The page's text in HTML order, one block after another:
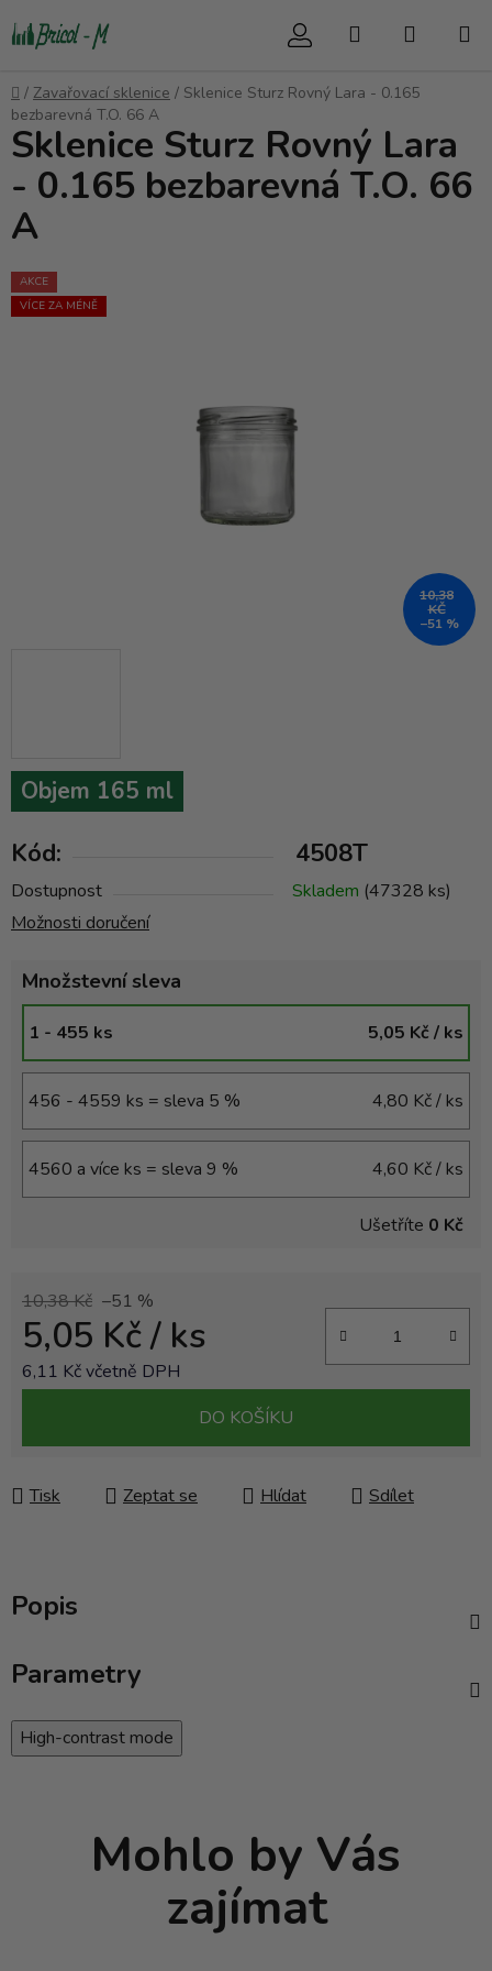
na
Hledat
Domů
/ Zavařovací sklenice / Sklenice Sturz Rovný Lara - 0.165
bezbarevná T.O. 66 A
Objem 165 ml
Kód: 4508T
Dostupnost Skladem (47328 ks)
Možnosti doručení
Množstevní sleva
1 - 455 ks 5,05 Kč/ ks
456 - 4559 ks = sleva 5 % 4,80 Kč/ ks
4560 a více ks = sleva 9 % 4,60 Kč/ ks
Ušetříte 0 Kč
10,38 Kč –51 %
5,05 Kč/ ks
6,11 Kč včetně DPH
DO KOŠÍKU
Tisk Zeptat se Hlídat Sdílet
Sklenice Sturz Rovný Lara
- 0.165 bezbarevná T.O. 66
A
AKCE
VÍCE ZA MÉNĚ
10,38
KČ
–51 %
Popis
Parametry
High-contrast mode
Mohlo by Vás
zajímat